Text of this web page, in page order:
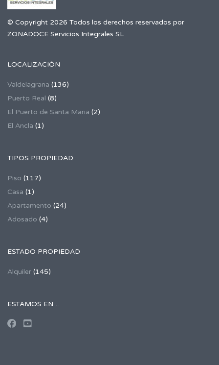
© Copyright 2026 Todos los derechos reservados por
ZONADOCE Servicios Integrales SL
LOCALIZACIÓN
Valdelagrana (136)
Puerto Real (8)
El Puerto de Santa Maria (2)
El Ancla (1)
TIPOS PROPIEDAD
Piso (117)
Casa (1)
Apartamento (24)
Adosado (4)
ESTADO PROPIEDAD
Alquiler (145)
ESTAMOS EN…